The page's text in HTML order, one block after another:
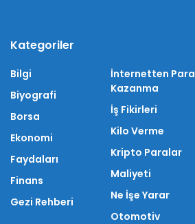
Kategoriler
Bilgi
Biyografi
Borsa
Ekonomi
Faydaları
Finans
Gezi Rehberi
İnternetten Para
Kazanma
İş Fikirleri
Kilo Verme
Kripto Paralar
Maliyeti
Ne İşe Yarar
Otomotiv